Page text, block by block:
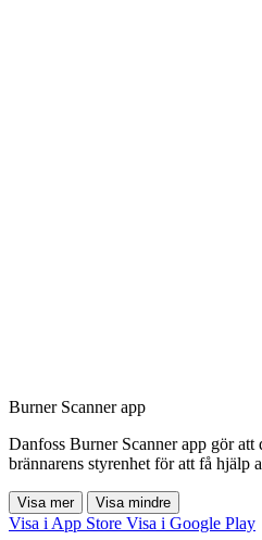
Burner Scanner app
Danfoss Burner Scanner app gör
brännarens styrenhet för att få hjälp
Visa mer Visa mindre
Visa i App Store Visa i Google Play